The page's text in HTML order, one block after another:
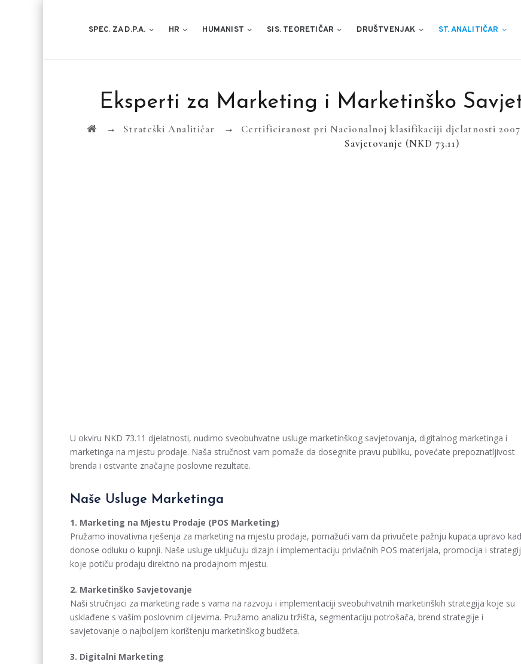
SPEC. ZA D.P.A. HR HUMANIST SIS. TEORETIČAR DRUŠTVENJAK ST. ANALITIČAR
Eksperti za Marketing i Marketinško
→ Strateški Analitičar → Certificiranost pri Nacionalnoj klasifikaciji djelatnosti 2007
Savjetovanje (NKD 73.11)
U okviru NKD 73.11 djelatnosti, nudimo sveobuhvatne usluge marketinškog savjetovanja, digitalnog marketinga i
marketinga na mjestu prodaje. Naša stručnost vam pomaže da dosegnite pravu publiku, povećate prepoznatljivost
brenda i ostvarite značajne poslovne rezultate.
Naše Usluge Marketinga
1. Marketing na Mjestu Prodaje (POS Marketing)
Pružamo inovativna rješenja za marketing na mjestu prodaje, pomažući vam da privučete pažnju kupaca upravo
donose odluku o kupnji. Naše usluge uključuju dizajn i implementaciju privlačnih POS materijala, promocija i
koje potiču prodaju direktno na prodajnom mjestu.
2. Marketinško Savjetovanje
Naši stručnjaci za marketing rade s vama na razvoju i implementaciji sveobuhvatnih marketinških strategija koje su
usklađene s vašim poslovnim ciljevima. Pružamo analizu tržišta, segmentaciju potrošača, brend strategije i
savjetovanje o najboljem korištenju marketinškog budžeta.
3. Digitalni Marketing